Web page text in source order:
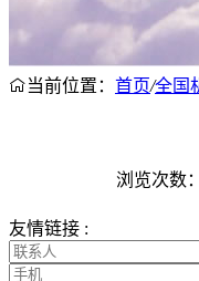
当前位置： 首页/全国
浏览次数
友情链接 :